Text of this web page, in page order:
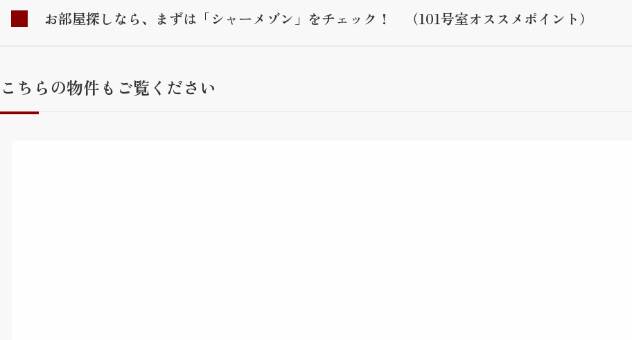
お部屋探しなら、まずは「シャーメゾン」をチェック！ （101号室オススメポイント）
こちらの物件もご覧ください